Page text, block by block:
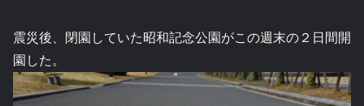
震災後、閉園していた昭和記念公園がこの週末の２日間開
園した。